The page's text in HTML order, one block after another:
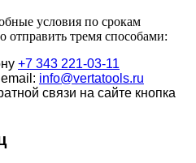
условия по срокам
отправить тремя способами:
+7 343 221-03-11
info@vertatools.ru
связи на сайте кнопка